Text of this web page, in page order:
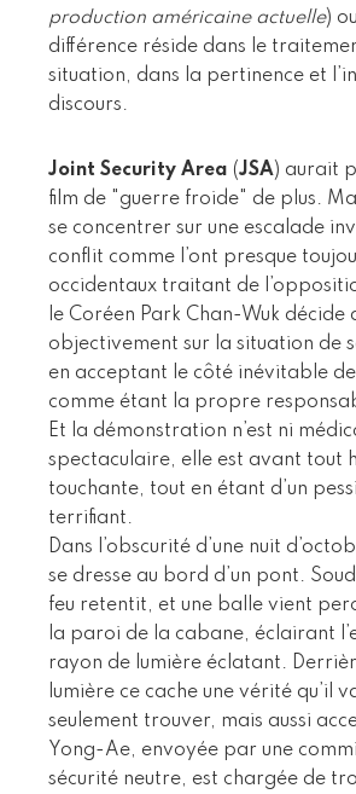
production américaine actuelle)
différence réside dans le
situation, dans la pertinence et
discours.
Joint Security Area (JSA) aurait
film de "guerre froide" de plus.
se concentrer sur une escalade
conflit comme l’ont presque
occidentaux traitant de
le Coréen Park Chan-Wuk décide
objectivement sur la situation de
en acceptant le côté inévitable
comme étant la propre
Et la démonstration n’est ni
spectaculaire, elle est avant tout
touchante, tout en étant d’un
terrifiant.
Dans l’obscurité d’une nuit
se dresse au bord d’un pont.
feu retentit, et une balle vient
la paroi de la cabane, éclairant
rayon de lumière éclatant.
lumière ce cache une vérité qu’il
seulement trouver, mais aussi
Yong-Ae, envoyée par une
sécurité neutre, est chargée de